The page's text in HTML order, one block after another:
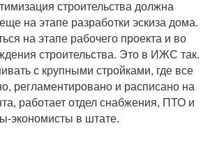
строительства должна
на этапе разработки эскиза дома.
на этапе рабочего проекта и во
строительства. Это в ИЖС так.
с крупными стройками, где все
регламентировано и расписано на
работает отдел снабжения, ПТО и
экономисты в штате.